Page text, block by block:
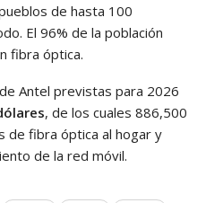
de hasta 100
El 96% de la población
fibra óptica.
Antel previstas para 2026
, de los cuales 886,500
de fibra óptica al hogar y
de la red móvil.